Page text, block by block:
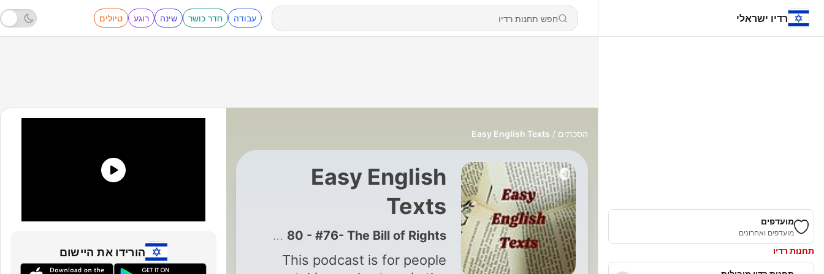
רדיו ישראלי עבודה חדר כושר שינה רוגע טיולים
מועדפים
מועדפים ואחרונים
תחנות רדיו
הסכתים Easy English Texts
Easy English
Texts
| 80 - #76- The Bill of Rights
This podcast is for people
הורידו את היישום